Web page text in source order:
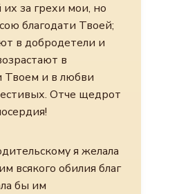
за грехи мои, но
благодати Твоей;
в добродетели и
в
Твоем и в любви
Отче щедрот
я желала
всякого обилия благ
бы им